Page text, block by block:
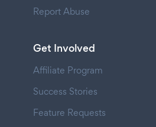
Report Abuse
Get Involved
Affiliate Program
Success Stories
Feature Requests